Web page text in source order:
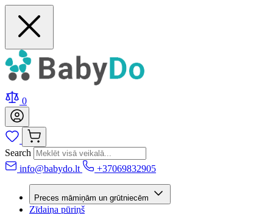
0
Search
info@babydo.lt
+37069832905
Preces māmiņām un grūtniecēm
Zīdaiņa pūriņš